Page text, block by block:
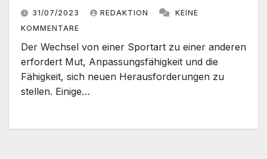
31/07/2023 REDAKTION
KEINE
KOMMENTARE
Der Wechsel von einer Sportart zu einer anderen
erfordert Mut, Anpassungsfähigkeit und die
Fähigkeit, sich neuen Herausforderungen zu
stellen. Einige…